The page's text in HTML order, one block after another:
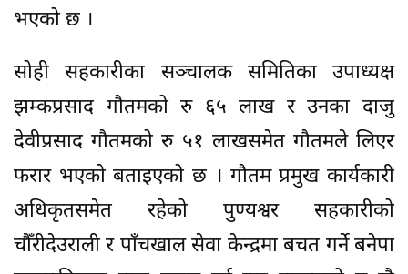
भएको छ ।
सोही सहकारीका सञ्चालक समितिका उपाध्यक्ष
झम्कप्रसाद गौतमको रु ६५ लाख र उनका दाजु
देवीप्रसाद गौतमको रु ५१ लाखसमेत गौतमले लिएर
फरार भएको बताइएको छ । गौतम प्रमुख कार्यकारी
अधिकृतसमेत रहेको पुण्यश्वर सहकारीको
चौँरीदेउराली र पाँचखाल सेवा केन्द्रमा बचत गर्ने बनेपा